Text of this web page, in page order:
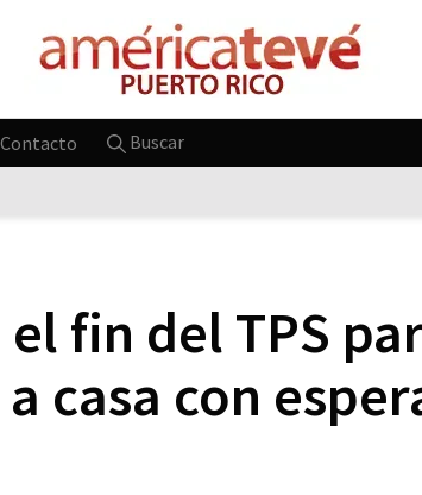
Contacto Buscar
el fin del TPS
casa con